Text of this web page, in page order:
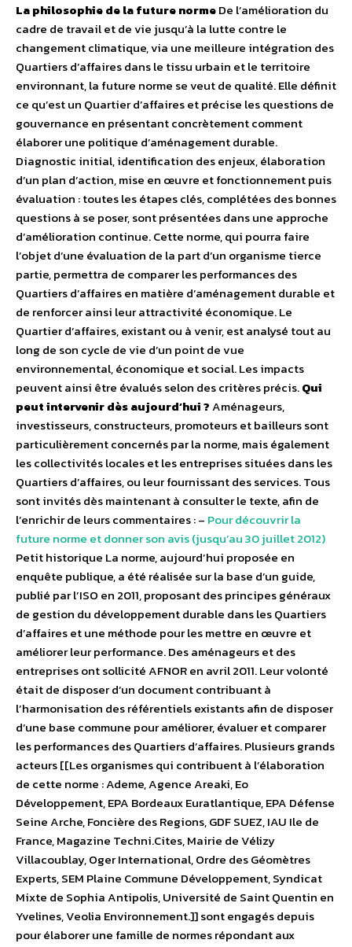
La philosophie de la future normeDe l’amélioration du
cadre de travail et de vie jusqu’à la lutte contre le
changement climatique, via une meilleure intégration des
Quartiers d’affaires dans le tissu urbain et le territoire
environnant, la future norme se veut de qualité. Elle définit
ce qu’est un Quartier d’affaires et précise les questions de
gouvernance en présentant concrètement comment
élaborer une politique d’aménagement durable.
Diagnostic initial, identification des enjeux, élaboration
d’un plan d’action, mise en œuvre et fonctionnement puis
évaluation : toutes les étapes clés, complétées des bonnes
questions à se poser, sont présentées dans une approche
d’amélioration continue. Cette norme, qui pourra faire
l’objet d’une évaluation de la part d’un organisme tierce
partie, permettra de comparer les performances des
Quartiers d’affaires en matière d’aménagement durable et
de renforcer ainsi leur attractivité économique. Le
Quartier d’affaires, existant ou à venir, est analysé tout au
long de son cycle de vie d’un point de vue
environnemental, économique et social. Les impacts
peuvent ainsi être évalués selon des critères précis.Qui
peut intervenir dès aujourd’hui ?Aménageurs,
investisseurs, constructeurs, promoteurs et bailleurs sont
particulièrement concernés par la norme, mais également
les collectivités locales et les entreprises situées dans les
Quartiers d’affaires, ou leur fournissant des services. Tous
sont invités dès maintenant à consulter le texte, afin de
l’enrichir de leurs commentaires : – Pour découvrir la
future norme et donner son avis (jusqu’au 30 juillet 2012)
Petit historique La norme, aujourd’hui proposée en
enquête publique, a été réalisée sur la base d’un guide,
publié par l’ISO en 2011, proposant des principes généraux
de gestion du développement durable dans les Quartiers
d’affaires et une méthode pour les mettre en œuvre et
améliorer leur performance. Des aménageurs et des
entreprises ont sollicité AFNOR en avril 2011. Leur volonté
était de disposer d’un document contribuant à
l’harmonisation des référentiels existants afin de disposer
d’une base commune pour améliorer, évaluer et comparer
les performances des Quartiers d’affaires. Plusieurs grands
acteurs [[Les organismes qui contribuent à l’élaboration
de cette norme : Ademe, Agence Areaki, Eo
Développement, EPA Bordeaux Euratlantique, EPA Défense
Seine Arche, Foncière des Regions, GDF SUEZ, IAU Ile de
France, Magazine Techni.Cites, Mairie de Vélizy
Villacoublay, Oger International, Ordre des Géomètres
Experts, SEM Plaine Commune Développement, Syndicat
Mixte de Sophia Antipolis, Université de Saint Quentin en
Yvelines, Veolia Environnement.]] sont engagés depuis
pour élaborer une famille de normes répondant aux